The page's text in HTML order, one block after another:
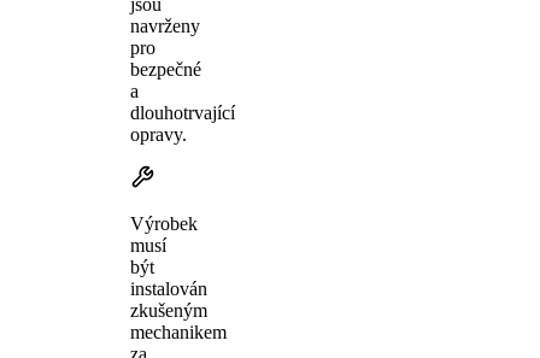
navrženy
pro
bezpečné
a
dlouhotrvající
opravy.
Výrobek
musí
být
instalován
zkušeným
mechanikem
za